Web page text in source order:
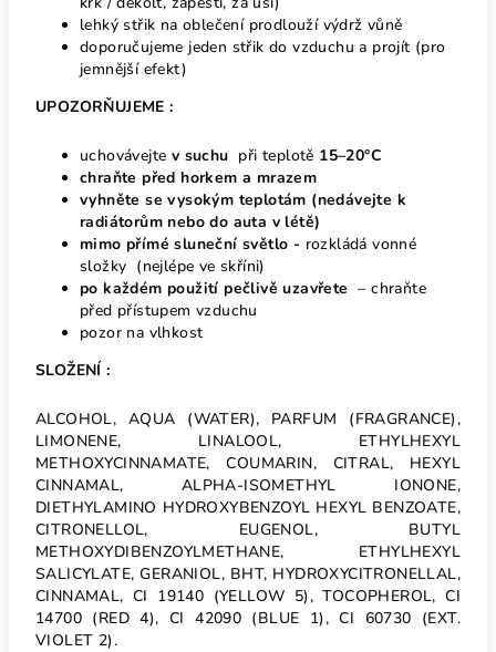
lehký střik na oblečení prodlouží výdrž vůně
doporučujeme jeden střik do vzduchu a projít (pro
jemnější efekt)
UPOZORŇUJEME :
uchovávejte v suchu při teplotě 15–20°C
chraňte před horkem a mrazem
vyhněte se vysokým teplotám (nedávejte k
radiátorům nebo do auta v létě)
mimo přímé sluneční světlo - rozkládá vonné
složky (nejlépe ve skříni)
po každém použití pečlivě uzavřete – chraňte
před přístupem vzduchu
pozor na vlhkost
SLOŽENÍ :
ALCOHOL, AQUA (WATER), PARFUM (FRAGRANCE),
LIMONENE, LINALOOL, ETHYLHEXYL
METHOXYCINNAMATE, COUMARIN, CITRAL, HEXYL
CINNAMAL, ALPHA-ISOMETHYL IONONE,
DIETHYLAMINO HYDROXYBENZOYL HEXYL BENZOATE,
CITRONELLOL, EUGENOL, BUTYL
METHOXYDIBENZOYLMETHANE, ETHYLHEXYL
SALICYLATE, GERANIOL, BHT, HYDROXYCITRONELLAL,
CINNAMAL, CI 19140 (YELLOW 5), TOCOPHEROL, CI
14700 (RED 4), CI 42090 (BLUE 1), CI 60730 (EXT.
VIOLET 2).